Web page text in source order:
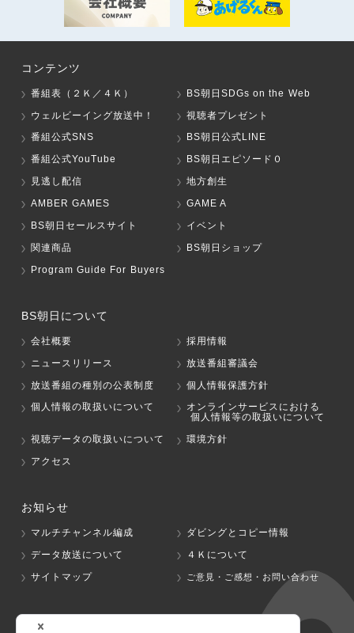
コンテンツ
番組表（２Ｋ／４Ｋ）
BS朝日SDGs on the Web
ウェルビーイング放送中！
視聴者プレゼント
番組公式SNS
BS朝日公式LINE
番組公式YouTube
BS朝日エピソード０
見逃し配信
地方創生
AMBER GAMES
GAME A
BS朝日セールスサイト
イベント
関連商品
BS朝日ショップ
Program Guide For Buyers
BS朝日について
会社概要
採用情報
ニュースリリース
放送番組審議会
放送番組の種別の公表制度
個人情報保護方針
個人情報の取扱いについて
オンラインサービスにおける
個人情報等の取扱いについて
視聴データの取扱いについて
環境方針
アクセス
お知らせ
マルチチャンネル編成
ダビングとコピー情報
データ放送について
４Ｋについて
サイトマップ
ご意見・ご感想・お問い合わせ
グループ会社